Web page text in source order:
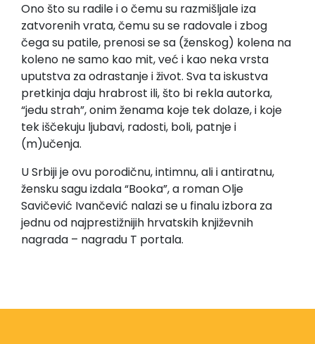
Ono što su radile i o čemu su razmišljale iza
zatvorenih vrata, čemu su se radovale i zbog
čega su patile, prenosi se sa (ženskog) kolena na
koleno ne samo kao mit, već i kao neka vrsta
uputstva za odrastanje i život. Sva ta iskustva
pretkinja daju hrabrost ili, što bi rekla autorka,
“jedu strah”, onim ženama koje tek dolaze, i koje
tek iščekuju ljubavi, radosti, boli, patnje i
(m)učenja.
U Srbiji je ovu porodičnu, intimnu, ali i antiratnu,
žensku sagu izdala “Booka”, a roman Olje
Savičević Ivančević nalazi se u finalu izbora za
jednu od najprestižnijih hrvatskih književnih
nagrada – nagradu T portala.